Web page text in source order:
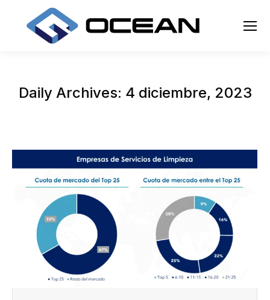
Daily Archives: 4 diciembre, 2023